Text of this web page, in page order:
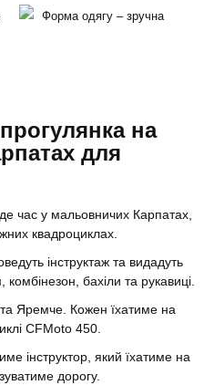
Форма одягу – зручна
на
для
час у мальовничих Карпатах,
квадроциклах.
інструктаж та видадуть
бахіли та рукавиці.
Яремче. Кожен їхатиме на
CFMoto 450.
інструктор, який їхатиме на
дорогу.